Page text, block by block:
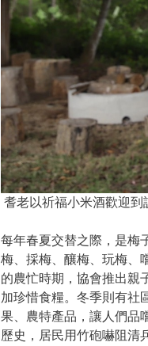
耆老以祈福小米酒歡迎
每年春夏交替之際，是梅
梅、採梅、釀梅、玩梅、
的農忙時期，協會推出親
加珍惜食糧。冬季則有社
果、農特產品，讓人們品
歷史，居民用竹砲嚇阻清